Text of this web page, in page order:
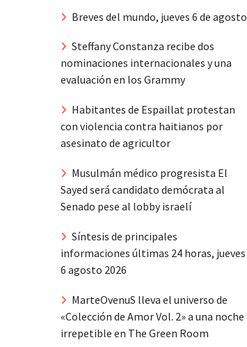
Breves del mundo, jueves 6 de agosto
Steffany Constanza recibe dos
nominaciones internacionales y una
evaluación en los Grammy
Habitantes de Espaillat protestan
con violencia contra haitianos por
asesinato de agricultor
Musulmán médico progresista El
Sayed será candidato demócrata al
Senado pese al lobby israelí
Síntesis de principales
informaciones últimas 24 horas, jueves
6 agosto 2026
MarteOvenuS lleva el universo de
«Colección de Amor Vol. 2» a una noche
irrepetible en The Green Room